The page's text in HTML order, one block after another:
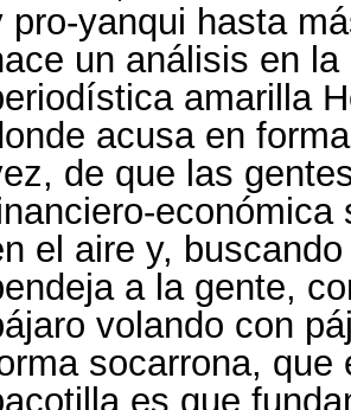
pro-yanqui hasta
un análisis en
amarilla
acusa en
de que las
económica
el aire y,
a la gente,
volando con
socarrona, que
es que